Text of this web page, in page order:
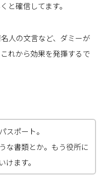
と確信してます。
人の文言など、ダミーが
れから効果を発揮するで
スポート。
な書類とか。もう役所に
けます。